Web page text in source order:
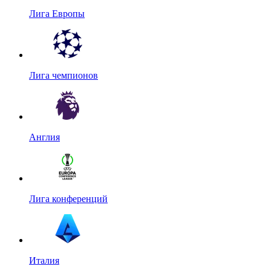
Лига Европы
Лига чемпионов
Англия
Лига конференций
Италия